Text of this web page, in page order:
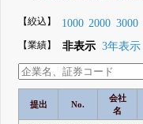
【絞込】 1000 2000 3000
【業績】 非表示 3年表示
提出 No.
会社
名